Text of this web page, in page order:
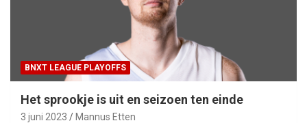
BNXT LEAGUE PLAYOFFS
Het sprookje is uit en seizoen ten einde
3 juni 2023 Mannus Etten